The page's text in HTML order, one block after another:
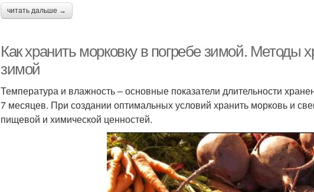
читать дальше →
Как хранить морковку в погребе зимой. Методы
зимой
Температура и влажность – основные показатели длительности
7 месяцев. При создании оптимальных условий хранить морковь и
пищевой и химической ценностей.